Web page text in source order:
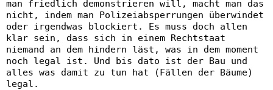
man friedlich demonstrieren will, macht man das
nicht, indem man Polizeiabsperrungen überwindet
oder irgendwas blockiert. Es muss doch allen
klar sein, dass sich in einem Rechtstaat
niemand an dem hindern läst, was in dem moment
noch legal ist. Und bis dato ist der Bau und
alles was damit zu tun hat (Fällen der Bäume)
legal.